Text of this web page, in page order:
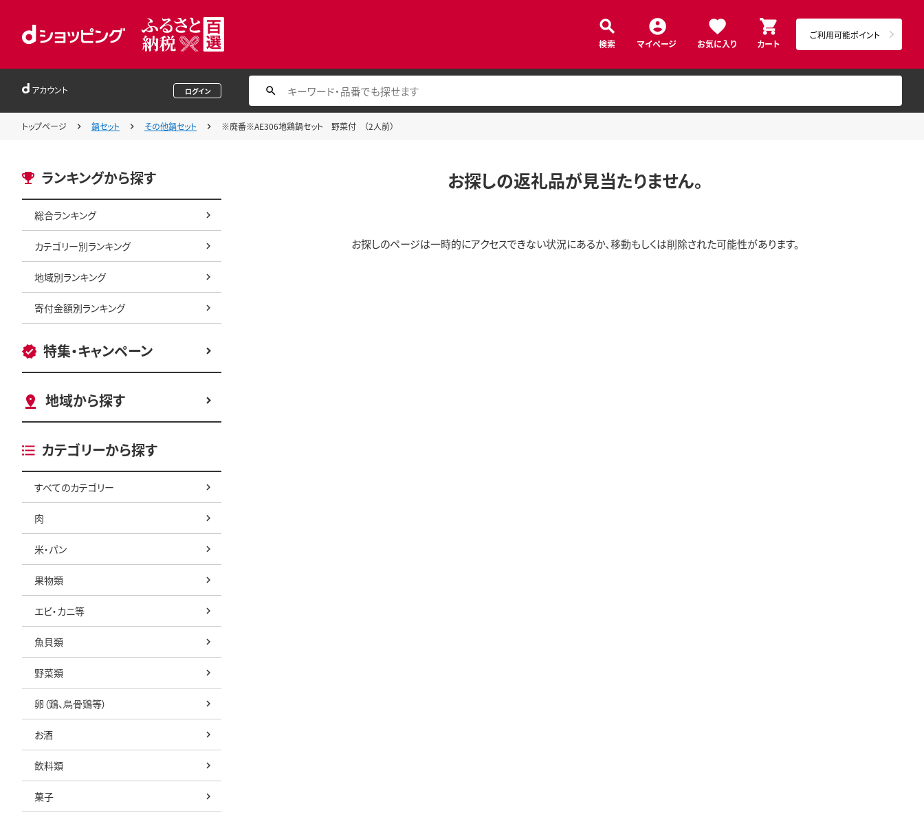
検索 マイページ お気に入り カート
ご利用可能ポイント
アカウント ログイン
トップページ 鍋セット その他鍋セット ※廃番※AE306地鶏鍋セット 野菜付 （2人前）
ランキングから探す
総合ランキング
カテゴリー別ランキング
地域別ランキング
寄付金額別ランキング
特集・キャンペーン
地域から探す
カテゴリーから探す
すべてのカテゴリー
肉
米・パン
果物類
エビ・カニ等
魚貝類
野菜類
卵（鶏、烏骨鶏等）
お酒
飲料類
菓子
お探しの返礼品が見当たりません。
お探しのページは一時的にアクセスできない状況にあるか、移動もしくは削除された可能性があります。